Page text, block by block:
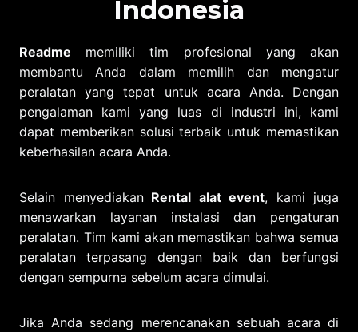
Indonesia
Readme memiliki tim profesional yang akan
membantu Anda dalam memilih dan mengatur
peralatan yang tepat untuk acara Anda. Dengan
pengalaman kami yang luas di industri ini, kami
dapat memberikan solusi terbaik untuk memastikan
keberhasilan acara Anda.
Selain menyediakanRental alat event, kami juga
menawarkan layanan instalasi dan pengaturan
peralatan. Tim kami akan memastikan bahwa semua
peralatan terpasang dengan baik dan berfungsi
dengan sempurna sebelum acara dimulai.
Jika Anda sedang merencanakan sebuah acara di